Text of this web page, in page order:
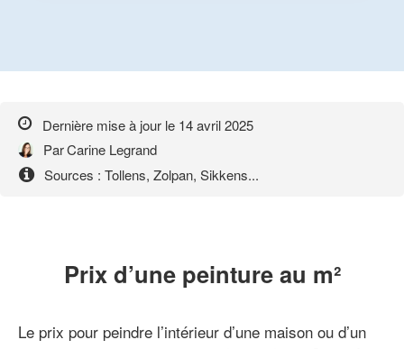
Dernière mise à jour le 14 avril 2025
ParCarine Legrand
Sources : Tollens, Zolpan, Sikkens...
Prix d’une peinture au m²
Le prix pour peindre l’intérieur d’une maison ou d’un